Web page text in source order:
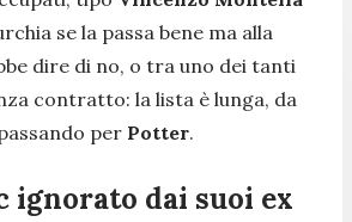
se la passa bene ma alla
dire di no, o tra uno dei tanti
contratto: la lista è lunga, da
per Potter.
ignorato dai suoi ex